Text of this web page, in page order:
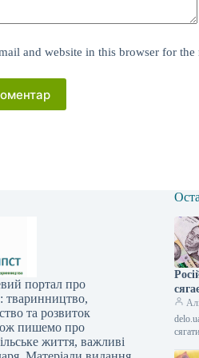
and website in this browser for
портал про
тваринництво,
та розвиток
пишемо про
життя, важливі